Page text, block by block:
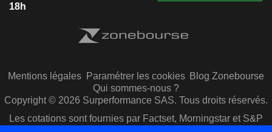
18h
Mentions légales Paramétrer les cookies Blog Zonebourse
Qui sommes-nous ?
Copyright © 2026 Surperformance SAS. Tous droits réservés.
Les cotations sont fournies par Factset, Morningstar et S&P